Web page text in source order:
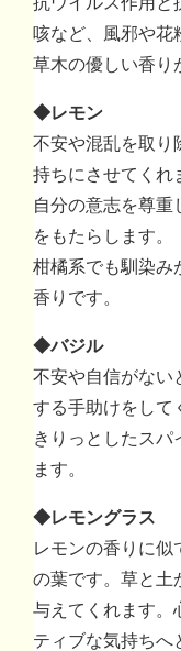
咳など、風邪や花
草木の優しい香り
◆レモン
不安や混乱を取り
持ちにさせてくれ
自分の意志を尊重
をもたらします。
柑橘系でも馴染み
香りです。
◆バジル
不安や自信がない
する手助けをして
きりっとしたスパ
ます。
◆レモングラス
レモンの香りに似
の葉です。草と土
与えてくれます。
ティブな気持ちへ